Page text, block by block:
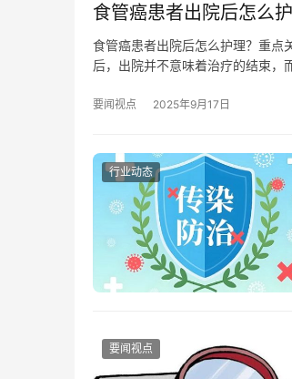
食管癌患者出院后怎么
食管癌患者出院后怎么护理？重点
后，出院并不意味着治疗的结束，
要闻视点 2025年9月17日
行业动态
要闻视点